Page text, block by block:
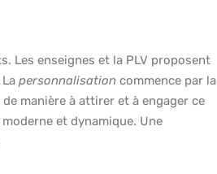
Les enseignes et la PLV proposent
personnalisation commence par la
manière à attirer et à engager ce
et dynamique. Une